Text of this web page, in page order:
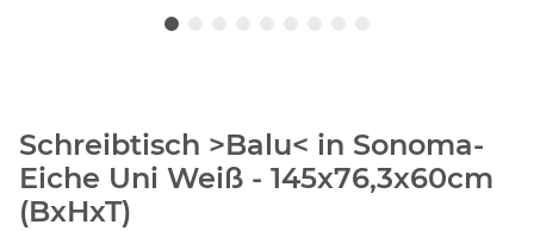
Schreibtisch >Balu< in Sonoma-
Eiche Uni Weiß - 145x76,3x60cm
(BxHxT)